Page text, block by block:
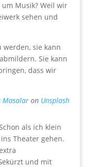
Musik? Weil wir
sehen und
werden, sie kann
Sie kann
dass wir
Masalar on Unsplash
als ich klein
Theater gehen.
und mit